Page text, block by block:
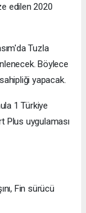
edilen 2020
Tuzla
Böylece
yapacak.
1 Türkiye
Plus uygulaması
Fin sürücü